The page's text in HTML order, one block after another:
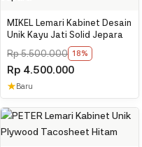
MIKEL Lemari Kabinet Desain
Unik Kayu Jati Solid Jepara
Rp5.500.000 18%
Rp 4.500.000
★Baru